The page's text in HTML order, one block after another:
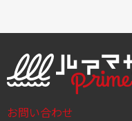
お問い合わせ